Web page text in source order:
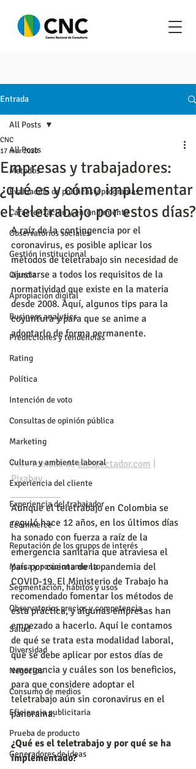
Entrada
All Posts
Metodos
Evaluación de políticas y programas
Caracterización y entendimiento
Observatorios sociales
Gestión institucional
Ciencia
Apropiación digital
Business analytics
Predicciones y tendencias
Rating
Política
Intención de voto
Consultas de opinión pública
Marketing
Cultura y ambiente laboral
Experiencia del cliente
Experiencia del trabajador
Ecommerce
Reputación de los grupos de interés
Marca y posicionamiento
Segmentación, hábitos y usos
Observatorios precios y competencia
Salud
Diversidad
Negocios
Consumo de medios
Eficiencia publicitaria
Prueba de producto
Generadores de ideas
All Posts
Empresas y trabajadores:
¿qué es y cómo implementar
el teletrabajo por estos días?
CNC
17 mar 2020
A raíz de la contingencia por el
coronavirus, es posible aplicar los
métodos de teletrabajo sin necesidad de
ajustarse a todos los requisitos de la
normatividad que existe en la materia
desde 2008. Aquí, algunos tips para la
coyuntura y para que se anime a
adoptarlo de forma permanente.
Foto tomada de elespectador.com |
Pixabay
Aunque el teletrabajo en Colombia se
reguló hace 12 años, en los últimos días
ha sonado con fuerza a raíz de la
emergencia sanitaria que atraviesa el
país por cuenta de la pandemia del
COVID-19. El Ministerio de Trabajo ha
recomendado fomentar los métodos de
esta práctica, y algunas empresas han
empezado a hacerlo. Aquí le contamos
de qué se trata esta modalidad laboral,
qué se debe aplicar por estos días de
emergencia y cuáles son los beneficios,
para que considere adoptar el
teletrabajo aún sin coronavirus en el
panorama.
¿Qué es el teletrabajo y por qué se ha
implementado?